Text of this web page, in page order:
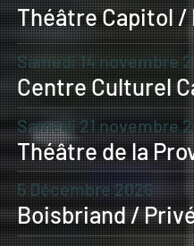
Théâtre Capitol /
Samedi 14 novembre
Centre Culturel
Samedi 21 novembre
Théâtre de la
5 Décembre 2026
Boisbriand /